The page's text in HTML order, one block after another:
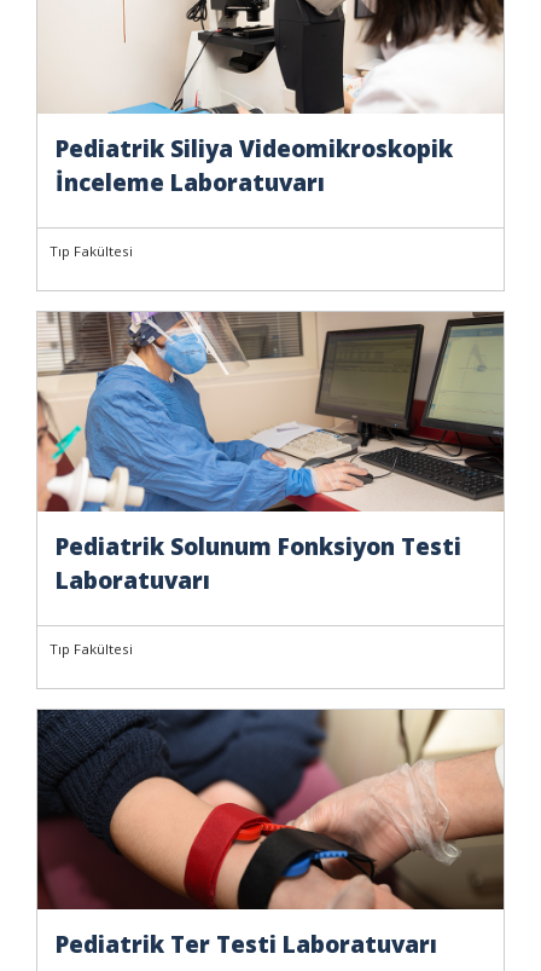
Pediatrik Siliya Videomikroskopik
İnceleme Laboratuvarı
Tıp Fakültesi
Pediatrik Solunum Fonksiyon Testi
Laboratuvarı
Tıp Fakültesi
Pediatrik Ter Testi Laboratuvarı